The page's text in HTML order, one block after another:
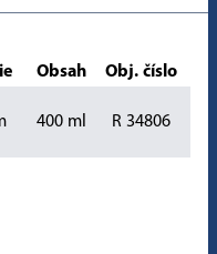
Obsah Obj. číslo
400 ml R 34806